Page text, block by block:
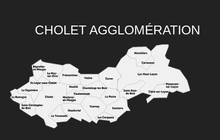
CHOLET AGGLOMÉRATION